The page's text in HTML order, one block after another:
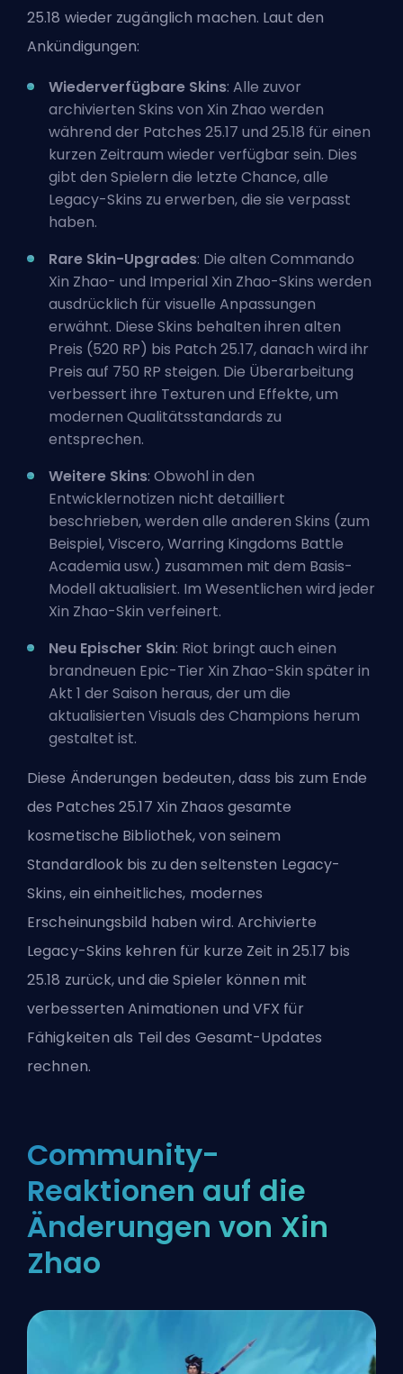
25.18 wieder zugänglich machen. Laut den
Ankündigungen:
Wiederverfügbare Skins: Alle zuvor
archivierten Skins von Xin Zhao werden
während der Patches 25.17 und 25.18 für einen
kurzen Zeitraum wieder verfügbar sein. Dies
gibt den Spielern die letzte Chance, alle
Legacy-Skins zu erwerben, die sie verpasst
haben.
Rare Skin-Upgrades: Die alten Commando
Xin Zhao- und Imperial Xin Zhao-Skins werden
ausdrücklich für visuelle Anpassungen
erwähnt. Diese Skins behalten ihren alten
Preis (520 RP) bis Patch 25.17, danach wird ihr
Preis auf 750 RP steigen. Die Überarbeitung
verbessert ihre Texturen und Effekte, um
modernen Qualitätsstandards zu
entsprechen.
Weitere Skins: Obwohl in den
Entwicklernotizen nicht detailliert
beschrieben, werden alle anderen Skins (zum
Beispiel, Viscero, Warring Kingdoms Battle
Academia usw.) zusammen mit dem Basis-
Modell aktualisiert. Im Wesentlichen wird jeder
Xin Zhao-Skin verfeinert.
Neu Epischer Skin: Riot bringt auch einen
brandneuen Epic-Tier Xin Zhao-Skin später in
Akt 1 der Saison heraus, der um die
aktualisierten Visuals des Champions herum
gestaltet ist.
Diese Änderungen bedeuten, dass bis zum Ende
des Patches 25.17 Xin Zhaos gesamte
kosmetische Bibliothek, von seinem
Standardlook bis zu den seltensten Legacy-
Skins, ein einheitliches, modernes
Erscheinungsbild haben wird. Archivierte
Legacy-Skins kehren für kurze Zeit in 25.17 bis
25.18 zurück, und die Spieler können mit
verbesserten Animationen und VFX für
Fähigkeiten als Teil des Gesamt-Updates
rechnen.
Community-
Reaktionen auf die
Änderungen von Xin
Zhao